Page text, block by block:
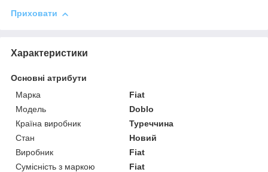
Приховати
Характеристики
Основні атрибути
Марка
Fiat
Модель
Doblo
Країна виробник
Туреччина
Стан
Новий
Виробник
Fiat
Сумісність з маркою
Fiat